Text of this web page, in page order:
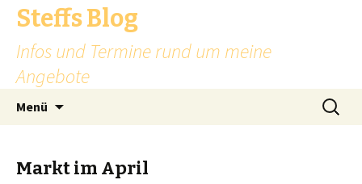
Steffs Blog
Infos und Termine rund um meine
Angebote
Menü
Suchen
nach:
Markt im April